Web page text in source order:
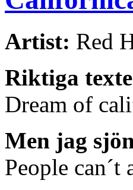
Artist: Red
Riktiga
Dream of
Men jag
People